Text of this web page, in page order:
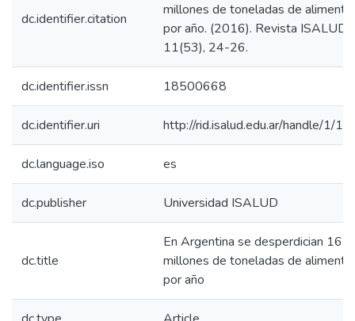
dc.identifier.citation
millones de toneladas de
por año. (2016). Revista ISALUD,
11(53), 24-26.
dc.identifier.issn 18500668
dc.identifier.uri http://rid.isalud.edu.ar/handle/1/
dc.language.iso es
dc.publisher Universidad ISALUD
dc.title
En Argentina se desperdician 16
millones de toneladas de
por año